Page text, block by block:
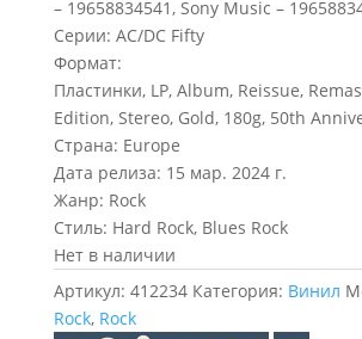
– 19658834541, Sony Music –
Серии: AC/DC Fifty
Формат:
Пластинки, LP, Album, Reissue,
Edition, Stereo, Gold, 180g, 50th
Страна: Europe
Дата релиза: 15 мар. 2024 г.
Жанр: Rock
Стиль: Hard Rock, Blues Rock
Нет в наличии
Артикул: 412234 Категория: Винил
Rock, Rock